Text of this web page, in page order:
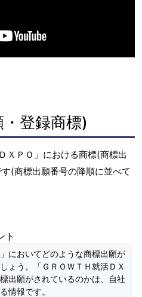
登録商標)
ＸＰＯ」における商標(商標出
(商標出願番号の降順に並べて
ト
においてどのような商標出願が
ょう。「ＧＲＯＷＴＨ就活ＤＸ
出願がされているのかは、自社
情報です。